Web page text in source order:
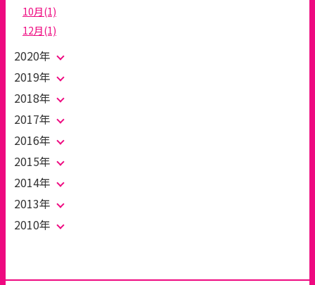
10月(1)
12月(1)
2020年
2019年
2018年
2017年
2016年
2015年
2014年
2013年
2010年